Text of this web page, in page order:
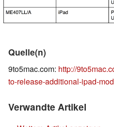
Quelle(n)
9to5mac.com: http://
to-release-additional-ipad-
Verwandte Artikel